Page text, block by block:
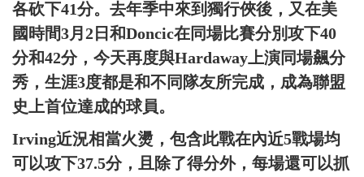
各砍下41分。去年季中來到獨行俠後，又在美
國時間3月2日和Doncic在同場比賽分別攻下40
分和42分，今天再度與Hardaway上演同場飆分
秀，生涯3度都是和不同隊友所完成，成為聯盟
史上首位達成的球員。
Irving近況相當火燙，包含此戰在內近5戰場均
可以攻下37.5分，且除了得分外，每場還可以抓